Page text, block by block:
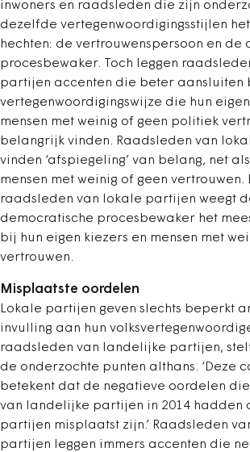
inwoners en raadsleden die zijn
dezelfde vertegenwoordigingsstijlen
hechten: de vertrouwenspersoon en de
procesbewaker. Toch leggen
partijen accenten die beter aansluiten
vertegenwoordigingswijze die hun
mensen met weinig of geen politiek
belangrijk vinden. Raadsleden van
vinden ‘afspiegeling’ van belang, net
mensen met weinig of geen vertrouwen.
raadsleden van lokale partijen weegt
democratische procesbewaker het
bij hun eigen kiezers en mensen met
vertrouwen.
Misplaatste oordelen
Lokale partijen geven slechts beperkt
invulling aan hun
raadsleden van landelijke partijen,
de onderzochte punten althans. ‘Deze
betekent dat de negatieve oordelen
van landelijke partijen in 2014 hadden
partijen misplaatst zijn.’ Raadsleden
partijen leggen immers accenten die